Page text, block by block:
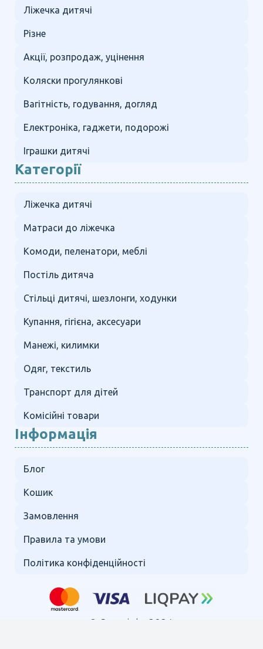
Ліжечка дитячі
Різне
Акції, розпродаж, уцінення
Коляски прогулянкові
Вагітність, годування, догляд
Електроніка, гаджети, подорожі
Іграшки дитячі
Категорії
Ліжечка дитячі
Матраси до ліжечка
Комоди, пеленатори, меблі
Постіль дитяча
Стільці дитячі, шезлонги, ходунки
Купання, гігієна, аксесуари
Манежі, килимки
Одяг, текстиль
Транспорт для дітей
Комісійні товари
Інформація
Блог
Кошик
Замовлення
Правила та умови
Політика конфіденційності
© Copyright 2024.